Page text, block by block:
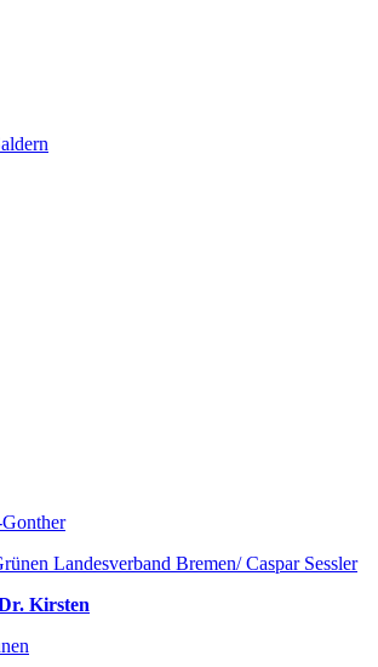
Landesverband Bremen/ Caspar Sessler
Kirsten